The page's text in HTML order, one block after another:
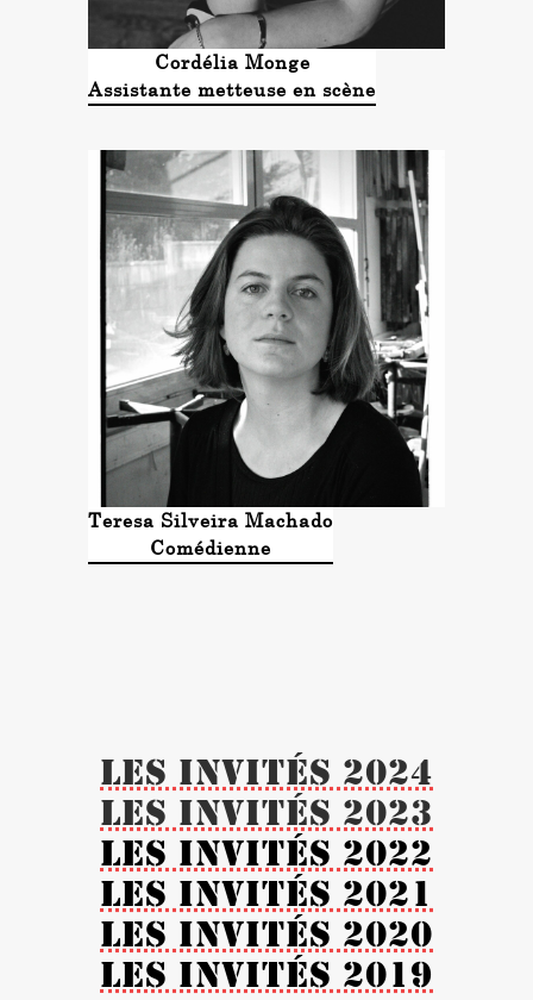
Cordélia Monge
Assistante metteuse en scène
Teresa Silveira Machado
Comédienne
Les invités 2024
Les invités 2023
Les invités 2022
Les invités 2021
Les invités 2020
Les invités 2019